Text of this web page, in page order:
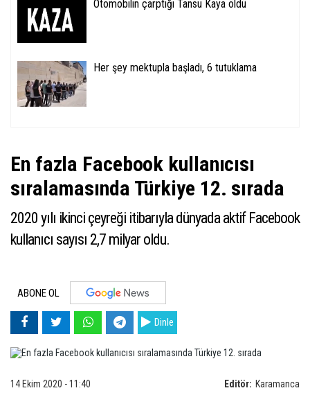
Otomobilin çarptığı Tansu Kaya öldü
Her şey mektupla başladı, 6 tutuklama
En fazla Facebook kullanıcısı
sıralamasında Türkiye 12. sırada
2020 yılı ikinci çeyreği itibarıyla dünyada aktif Facebook
kullanıcı sayısı 2,7 milyar oldu.
ABONE OL
Dinle
Editör: Karamanca
14 Ekim 2020 - 11:40